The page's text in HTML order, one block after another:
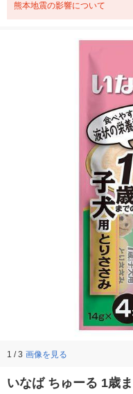
熊本地震の影響について
1 / 3 画像を見る
いなば ちゅーる 1歳